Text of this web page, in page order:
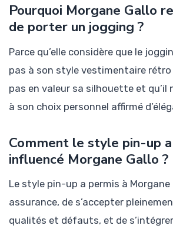
Pourquoi Morgane Gallo
de porter un jogging ?
Parce qu’elle considère que le
pas à son style vestimentaire rétro
pas en valeur sa silhouette et qu’il
à son choix personnel affirmé
Comment le style pin-up
influencé Morgane Gallo ?
Le style pin-up a permis à Morgane
assurance, de s’accepter
qualités et défauts, et de